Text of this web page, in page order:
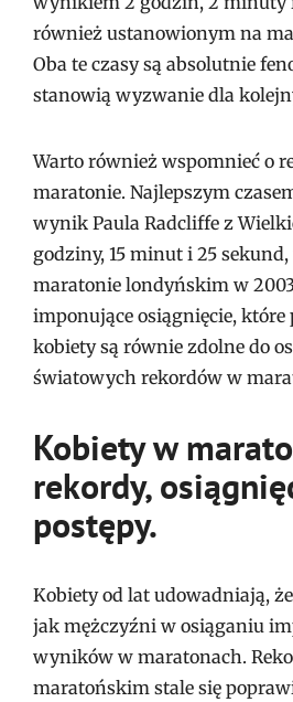
również ustanowionym na
Oba te czasy są absolutnie
stanowią wyzwanie dla
Warto również wspomnieć o
maratonie. Najlepszym
wynik Paula Radcliffe z
godziny, 15 minut i 25
maratonie londyńskim w
imponujące osiągnięcie, które
kobiety są równie zdolne do
światowych rekordów w
Kobiety w
rekordy,
postępy.
Kobiety od lat udowadniają,
jak mężczyźni w osiąganiu
wyników w maratonach.
maratońskim stale się